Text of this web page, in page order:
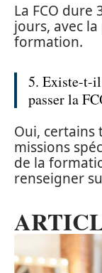
La FCO dure
jours, avec
formation.
5. Existe-t-il
passer la
Oui, certains
missions
de la
renseigner